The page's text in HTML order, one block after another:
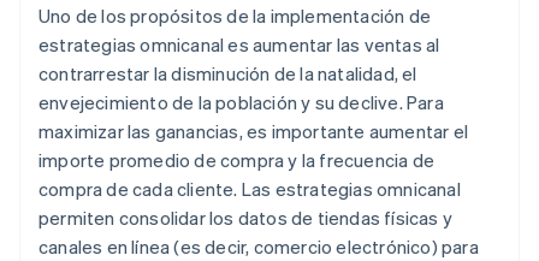
Uno de los propósitos de la implementación de
estrategias omnicanal es aumentar las ventas al
contrarrestar la disminución de la natalidad, el
envejecimiento de la población y su declive. Para
maximizar las ganancias, es importante aumentar el
importe promedio de compra y la frecuencia de
compra de cada cliente. Las estrategias omnicanal
permiten consolidar los datos de tiendas físicas y
canales en línea (es decir, comercio electrónico) para